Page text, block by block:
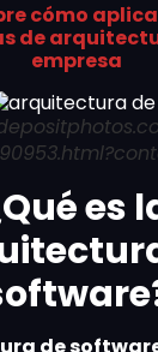
cómo
de
empresa
es